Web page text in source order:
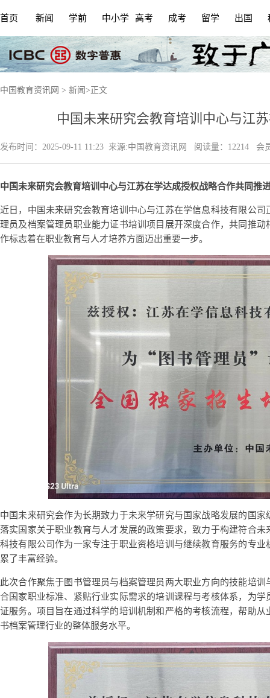
首页 新闻 学前 中小学 高考 成考 留学 出国
中国教育资讯网 > 新闻 > 正文
中国未来研究会教育培训中心与江
发布时间： 2025-09-11 11:23 来源:中国教育资讯网 阅读量：12214 会
中国未来研究会教育培训中心与江苏在学达成授权战略合作共同推
近日，中国未来研究会教育培训中心与江苏在学信息科技有限公
理员及档案管理员职业能力证书培训项目展开深度合作，共同推
作标志着在职业教育与人才培养方面迈出重要一步。
中国未来研究会作为长期致力于未来学研究与国家战略发展的国
落实国家关于职业教育与人才发展的政策要求，致力于构建符合
科技有限公司作为一家专注于职业资格培训与继续教育服务的专
累了丰富经验。
此次合作聚焦于图书管理员与档案管理员两大职业方向的技能培
合国家职业标准、紧贴行业实际需求的培训课程与考核体系，为
证服务。项目旨在通过科学的培训机制和严格的考核流程，帮助
书档案管理行业的整体服务水平。